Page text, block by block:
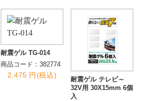
耐震ゲル TG-014
商品コード：382774
2,475 円(税込)
耐震ゲル テレビ～
32V用 30X15mm 6個
入